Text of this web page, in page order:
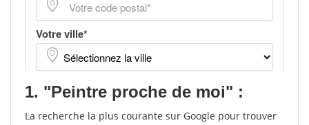
1. "Peintre proche de moi" :
La recherche la plus courante sur Google pour trouver